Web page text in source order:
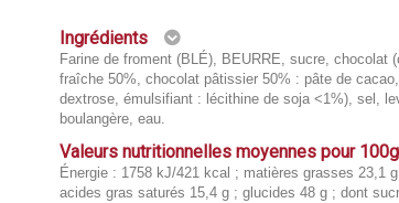
Ingrédients
Farine de froment (BLÉ), BEURRE, sucre, chocolat
fraîche 50%, chocolat pâtissier 50% : pâte de
dextrose, émulsifiant : lécithine de soja <1%), sel,
boulangère, eau.
Valeurs nutritionnelles moyennes pour 100g
Énergie : 1758 kJ/421 kcal ; matières grasses 23,1
acides gras saturés 15,4 g ; glucides 48 g ; dont